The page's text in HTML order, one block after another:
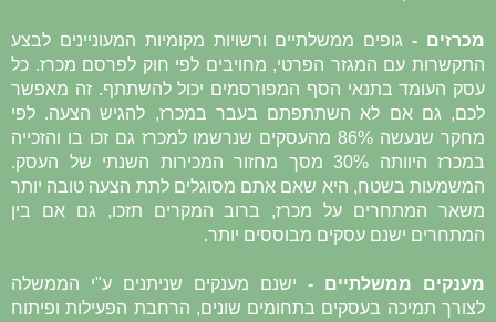
מכרזים - גופים ממשלתיים ורשויות מקומיות המעוניינים לבצע
התקשרות עם המגזר הפרטי, מחויבים לפי חוק לפרסם מכרז. כל
עסק העומד בתנאי הסף המפורסמים יכול להשתתף. זה מאפשר
לכם, גם אם לא השתתפתם בעבר במכרז, להגיש הצעה. לפי
מחקר שנעשה 86% מהעסקים שנרשמו למכרז גם זכו בו והזכייה
במכרז היוותה 30% מסך מחזור המכירות השנתי של העסק.
המשמעות בשטח, היא שאם אתם מסוגלים לתת הצעה טובה יותר
משאר המתחרים על מכרז, ברוב המקרים תזכו, גם אם בין
המתחרים ישנם עסקים מבוססים יותר.
מענקים ממשלתיים - ישנם מענקים שניתנים ע"י הממשלה
לצורך תמיכה בעסקים בתחומים שונים, הרחבת הפעילות ופיתוח